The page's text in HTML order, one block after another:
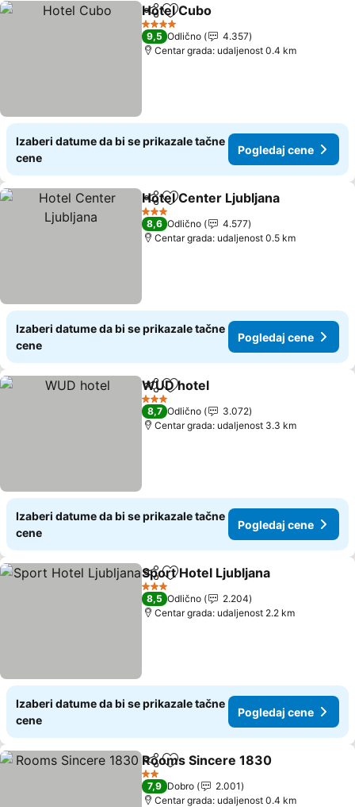
Deli Dodati u favorite
Hotel Cubo
4 Zvezdice
9,5 Odlično
4.357
Centar grada: udaljenost 0.4 km
Izaberi datume da bi se prikazale tačne
cene
Pogledaj cene
Deli Dodati u favorite
Hotel Center Ljubljana
3 Zvezdice
8,6 Odlično
4.577
Centar grada: udaljenost 0.5 km
Izaberi datume da bi se prikazale tačne
cene
Pogledaj cene
Deli Dodati u favorite
WUD hotel
3 Zvezdice
8,7 Odlično
3.072
Centar grada: udaljenost 3.3 km
Izaberi datume da bi se prikazale tačne
cene
Pogledaj cene
Deli Dodati u favorite
Sport Hotel Ljubljana
3 Zvezdice
8,5 Odlično
2.204
Centar grada: udaljenost 2.2 km
Izaberi datume da bi se prikazale tačne
cene
Pogledaj cene
Deli Dodati u favorite
Rooms Sincere 1830
2 Zvezdice
7,9 Dobro
2.001
Centar grada: udaljenost 0.4 km